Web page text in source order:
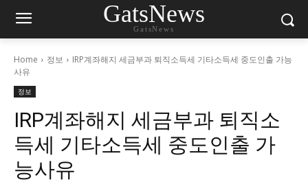
GatsNews
GatsNews
Home 정보
IRP계좌해지 세금부과 퇴직소득세 기타소득세 중도인출 가능
사유
정보
IRP계좌해지 세금부과 퇴직소
득세 기타소득세 중도인출 가
능사유